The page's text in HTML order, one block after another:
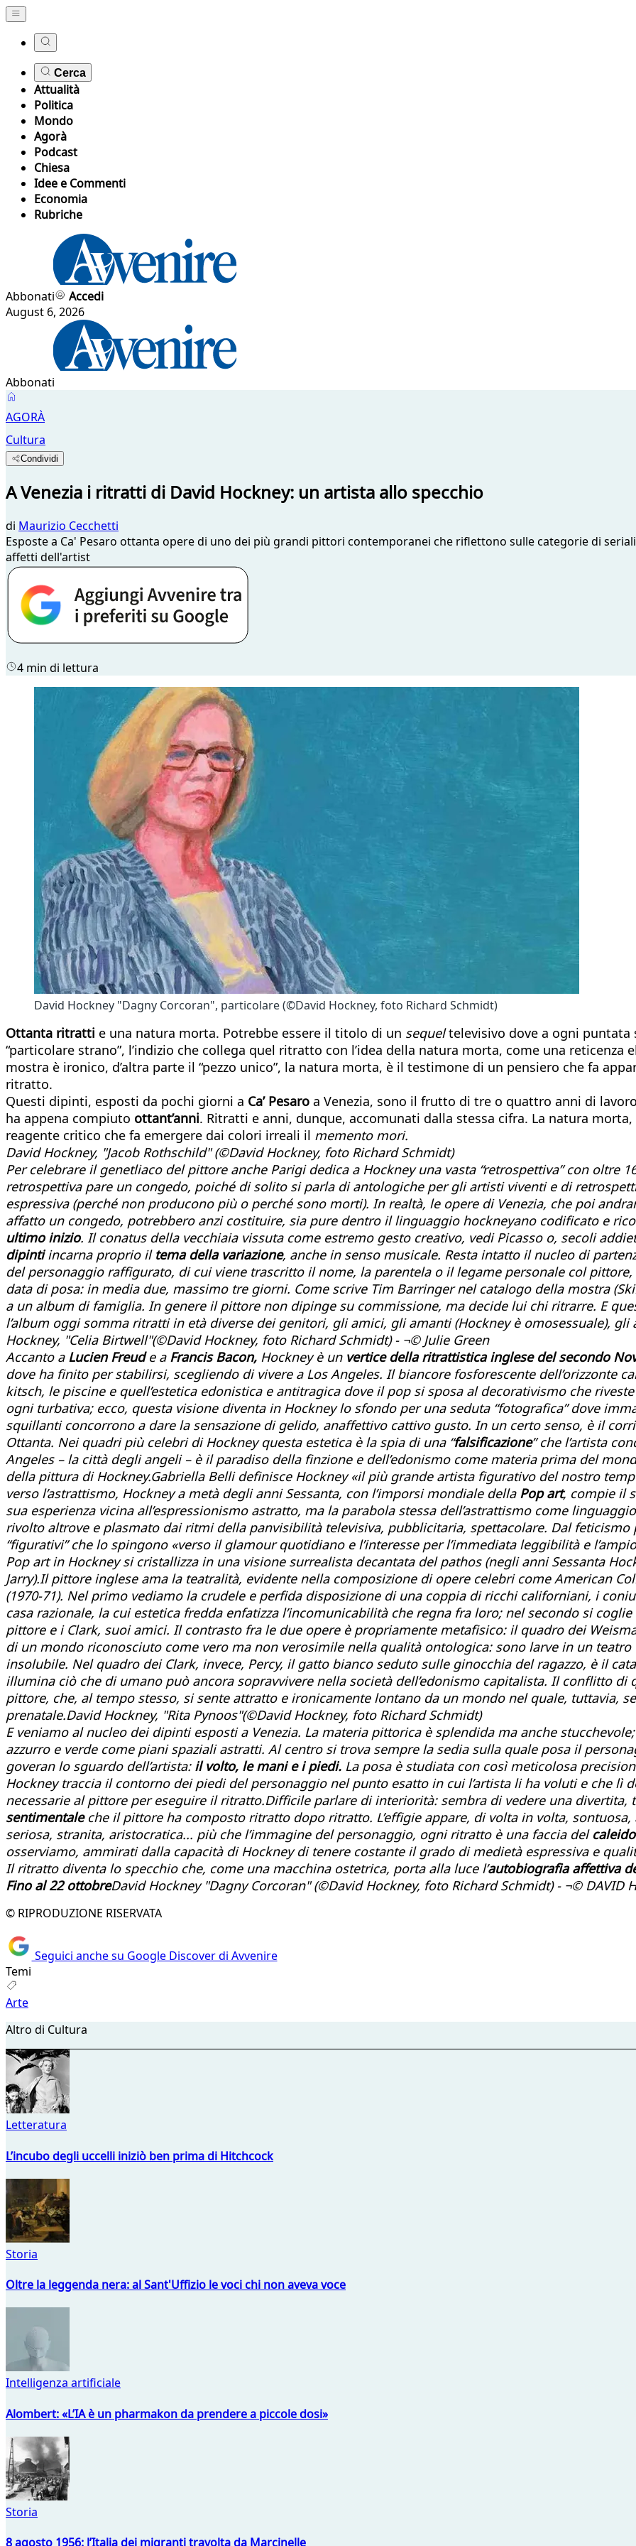
Cerca
Attualità
Politica
Mondo
Agorà
Podcast
Chiesa
Idee e Commenti
Economia
Rubriche
Abbonati
Accedi
August 6, 2026
Abbonati
AGORÀ
Cultura
Condividi
A Venezia i ritratti di David Hockney: un artista allo specchio
di Maurizio Cecchetti
Esposte a Ca' Pesaro ottanta opere di uno dei più grandi pittori contemporanei che riflettono sulle categorie di
affetti dell'artist
4 min di lettura
David Hockney "Dagny Corcoran", particolare (©David Hockney, foto Richard Schmidt)
Ottanta ritratti e una natura morta. Potrebbe essere il titolo di un sequeltelevisivo dove a ogni puntata
“particolare strano”, l’indizio che collega quel ritratto con l’idea della natura morta, come una
mostra è ironico, d’altra parte il “pezzo unico”, la natura morta, è il testimone di un pensiero che fa
ritratto.
Questi dipinti, esposti da pochi giorni a Ca’ Pesaro a Venezia, sono il frutto di tre o quattro anni di lavoro
ha appena compiuto ottant’anni. Ritratti e anni, dunque, accomunati dalla stessa cifra. La natura
reagente critico che fa emergere dai colori irreali il memento mori.
David Hockney, "Jacob Rothschild" (©David Hockney, foto Richard Schmidt)
Per celebrare il genetliaco del pittore anche Parigi dedica a Hockney una vasta “retrospettiva” con oltre
retrospettiva pare un congedo, poiché di solito si parla diantologicheper gli artisti viventi e di
espressiva (perché non producono più o perché sono morti). In realtà, le opere di Venezia, che poi
affatto un congedo, potrebbero anzi costituire, sia pure dentro il linguaggio hockneyano codificato e
ultimo inizio. Il conatusdella vecchiaia vissuta come estremo gesto creativo, vedi Picasso o, secoli
dipintiincarna proprio il tema della variazione, anche in senso musicale. Resta intatto il nucleo di
del personaggio raffigurato, di cui viene trascritto il nome, la parentela o il legame personale col
data di posa: in media due, massimo tre giorni. Come scrive Tim Barringer nel catalogo della mostra
a un album di famiglia. In genere il pittore non dipinge su commissione, ma decide lui chi ritrarre. E
l’album oggi somma ritratti in età diverse dei genitori, gli amici, gli amanti (Hockney è omosessuale),
Hockney, "Celia Birtwell"(©David Hockney, foto Richard Schmidt) - ¬© Julie Green
Accanto a Lucien Freude a Francis Bacon, Hockney è un vertice della ritrattistica inglese del secondo
dove ha finito per stabilirsi, scegliendo di vivere a Los Angeles. Il biancore fosforescente dell’orizzonte
kitsch, le piscine e quell’estetica edonistica e antitragica dove il pop si sposa al decorativismo che
ogni turbativa; ecco, questa visione diventa in Hockney lo sfondo per una seduta “fotografica” dove
squillanti concorrono a dare la sensazione di gelido, anaffettivo cattivo gusto. In un certo senso, è il
Ottanta. Nei quadri più celebri di Hockney questa estetica è la spia di una “falsificazione” che l’artista
Angeles – la città degli angeli – è il paradiso della finzione e dell’edonismo come materia prima del
della pittura di Hockney.Gabriella Belli definisce Hockney «il più grande artista figurativo del nostro
verso l’astrattismo, Hockney a metà degli anni Sessanta, con l’imporsi mondiale della Pop art, compie il
sua esperienza vicina all’espressionismo astratto, ma la parabola stessa dell’astrattismo come
rivolto altrove e plasmato dai ritmi della panvisibilità televisiva, pubblicitaria, spettacolare. Dal
“figurativi” che lo spingono «verso il glamour quotidiano e l’interesse per l’immediata leggibilità e
Pop art in Hockney si cristallizza in una visione surrealista decantata del pathos (negli anni Sessanta
Jarry).Il pittore inglese ama la teatralità, evidente nella composizione di opere celebri comeAmerican
(1970-71). Nel primo vediamo la crudele e perfida disposizione di una coppia di ricchi californiani, i
casa razionale, la cui estetica fredda enfatizza l’incomunicabilità che regna fra loro; nel secondo si
pittore e i Clark, suoi amici. Il contrasto fra le due opere è propriamente metafisico: il quadro dei
di un mondo riconosciuto come vero ma non verosimile nella qualità ontologica: sono larve in un
insolubile. Nel quadro dei Clark, invece, Percy, il gatto bianco seduto sulle ginocchia del ragazzo, è il
illumina ciò che di umano può ancora sopravvivere nella società dell’edonismo capitalista. Il conflitto
pittore, che, al tempo stesso, si sente attratto e ironicamente lontano da un mondo nel quale, tuttavia,
prenatale.David Hockney, "Rita Pynoos"(©David Hockney, foto Richard Schmidt)
E veniamo al nucleo dei dipinti esposti a Venezia. La materia pittorica è splendida ma anche
azzurro e verde come piani spaziali astratti. Al centro si trova sempre la sedia sulla quale posa il
goveran lo sguardo dell’artista: il volto, le mani e i piedi. La posa è studiata con così meticolosa
Hockney traccia il contorno dei piedi del personaggio nel punto esatto in cui l’artista li ha voluti e che lì
necessarie al pittore per eseguire il ritratto.Difficile parlare di interiorità: sembra di vedere una
sentimentaleche il pittore ha composto ritratto dopo ritratto. L’effigie appare, di volta in volta,
seriosa, stranita, aristocratica... più che l’immagine del personaggio, ogni ritratto è una faccia del
osserviamo, ammirati dalla capacità di Hockney di tenere costante il grado di medietà espressiva e
Il ritratto diventa lo specchio che, come una macchina ostetrica, porta alla luce l’autobiografia affettiva
Fino al 22 ottobreDavid Hockney "Dagny Corcoran" (©David Hockney, foto Richard Schmidt) - ¬© DAVID
© RIPRODUZIONE RISERVATA
Seguici anche su Google Discover di Avvenire
Temi
Arte
Altro di Cultura
Letteratura
L’incubo degli uccelli iniziò ben prima di Hitchcock
Storia
Oltre la leggenda nera: al Sant'Uffizio le voci chi non aveva voce
Intelligenza artificiale
Alombert: «L’IA è un pharmakon da prendere a piccole dosi»
Storia
8 agosto 1956: l’Italia dei migranti travolta da Marcinelle